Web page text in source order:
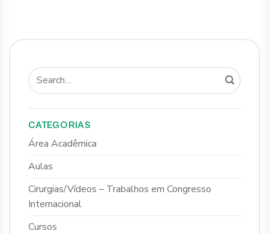
CATEGORIAS
Área Acadêmica
Aulas
Cirurgias/Vídeos – Trabalhos em Congresso
Internacional
Cursos